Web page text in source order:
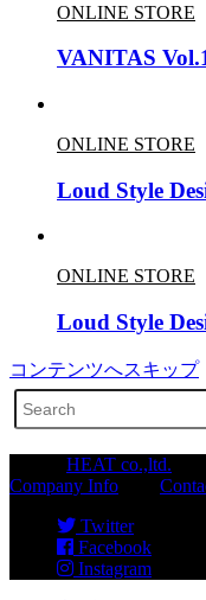
ONLINE STORE
VANITAS
ONLINE STORE
Loud Style
ONLINE STORE
Loud Style
コンテンツへスキップ
HEAT co.,ltd.
Company Info
Twitter
Facebook
Instagram